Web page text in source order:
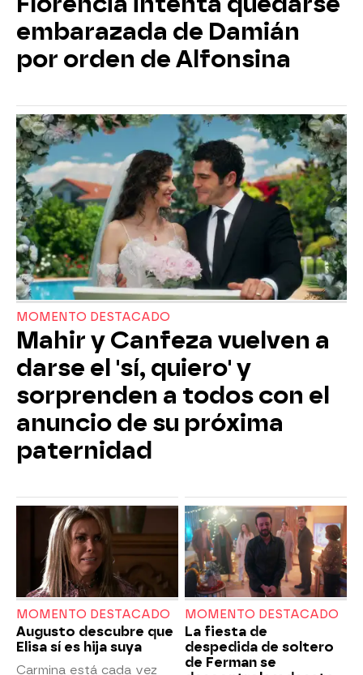
embarazada de Damián
por orden de Alfonsina
MOMENTO DESTACADO
Mahir y Canfeza vuelven a
darse el 'sí, quiero' y
sorprenden a todos con el
anuncio de su próxima
paternidad
MOMENTO DESTACADO
Augusto descubre que
Elisa sí es hija suya
Carmina está cada vez
MOMENTO DESTACADO
La fiesta de
despedida de soltero
de Ferman se